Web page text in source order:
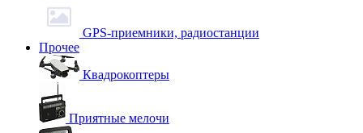
GPS-приемники, радиостанции
Прочее
Квадрокоптеры
Приятные мелочи